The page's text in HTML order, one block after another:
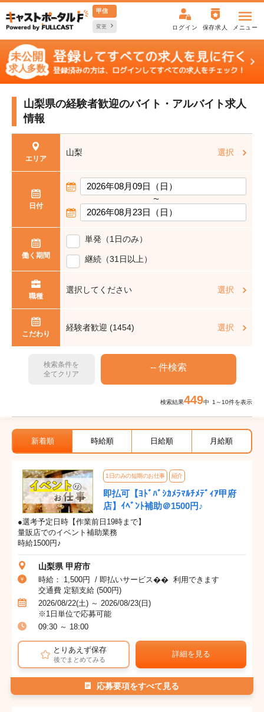
甲信
変更 ログイン 保存求人 メニュー
山梨県の経験者歓迎のバイト・アルバイト求人
情報
エリア
山梨 選択
日付
〜
働く期間
単発（1日のみ）
継続（31日以上）
職種
選択してください 選択
こだわり
経験者歓迎 (1454) 選択
検索条件を
全てクリア
検索結果449中 1～10件を表示
新着順 時給順 日給順 月給順
1日のみの短期のお仕事 紹介
即払可【ﾖﾄﾞﾊﾞｼｶﾒﾗﾏﾙﾁﾒﾃﾞｨｱ甲府
店】ｲﾍﾞﾝﾄ補助＠1500円♪
●選考予定日時【作業前日19時まで】
量販店でのイベント補助業務
時給1500円♪
山梨県 甲府市
時給： 1,500円 / 即払いサービス�� 利用できます
交通費 定額支給 (500円)
2026/08/22(土) ～ 2026/08/23(日)
※1日単位で応募可能
09:30 ～ 18:00
とりあえず保存
後でまとめてみる
詳細を見る
応募要項をすべて見る